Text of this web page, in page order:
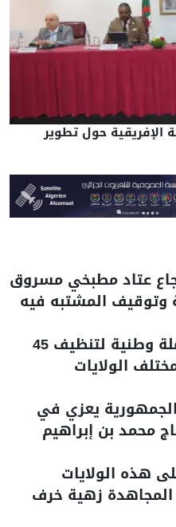
الإفريقية حول تطوير
عتاد مطبخي مسروق
المشتبه فيه
صيد بحري.. حملة وطنية لتنظيف 45
الولايات
يعزي في
محمد بن إبراهيم
هذه الولايات
المجاهدة زهية خرف